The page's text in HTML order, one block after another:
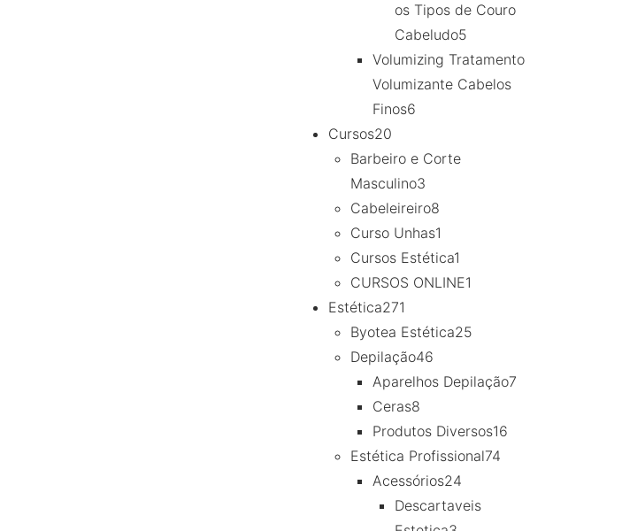
os Tipos de Couro
Cabeludo5
Volumizing Tratamento
Volumizante Cabelos
Finos6
Cursos20
Barbeiro e Corte
Masculino3
Cabeleireiro8
Curso Unhas1
Cursos Estética1
CURSOS ONLINE1
Estética271
Byotea Estética25
Depilação46
Aparelhos Depilação7
Ceras8
Produtos Diversos16
Estética Profissional74
Acessórios24
Descartaveis